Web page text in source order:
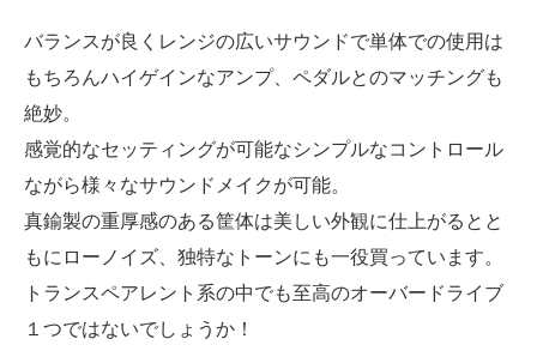
バランスが良くレンジの広いサウンドで単体での使用は
もちろんハイゲインなアンプ、ペダルとのマッチングも
絶妙。
感覚的なセッティングが可能なシンプルなコントロール
ながら様々なサウンドメイクが可能。
真鍮製の重厚感のある筐体は美しい外観に仕上がるとと
もにローノイズ、独特なトーンにも一役買っています。
トランスペアレント系の中でも至高のオーバードライブ
１つではないでしょうか！